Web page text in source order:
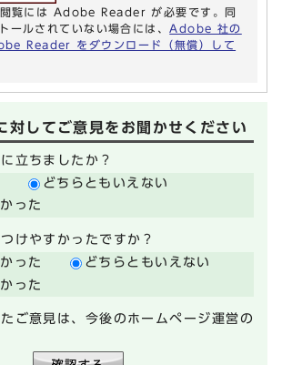
覧には Adobe Reader が必要です。同
ールされていない場合には、 Adobe 社の
Reader をダウンロード（無償）して
対してご意見をお聞かせください
立ちましたか？
どちらともいえない
った
けやすかったですか？
った
どちらともいえない
った
ご意見は、今後のホームページ運営の